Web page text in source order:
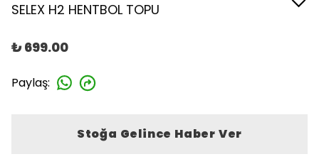
SELEX H2 HENTBOL TOPU
₺ 699.00
Paylaş:
Stoğa Gelince Haber Ver